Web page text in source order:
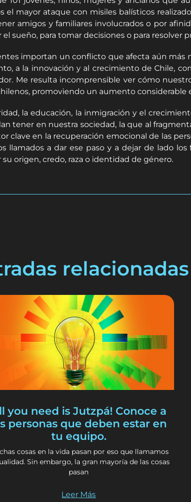
el mayor ataque con misiles balísticos
amigos y familiares involucrados o por
sueño, para tomar decisiones o para resolver
importan un conflicto que afecta aún más
a la innovación y al crecimiento de Chile,
Me resulta incomprensible ver cómo
promoviendo un aumento considerable
la educación, la inmigración y el
tener en nuestra sociedad, la que al
clave en la recuperación emocional de las
llamados a dar ese paso y a dejar de lado
origen, credo, raza o identidad de género.
relacionadas
you need is Jutzpá! Conoce a
personas que deben estar en
tu equipo.
cosas en la vida pasan por eso que llamamos
Sin embargo, la gran mayoría de las cosas
pasan
Leer Más